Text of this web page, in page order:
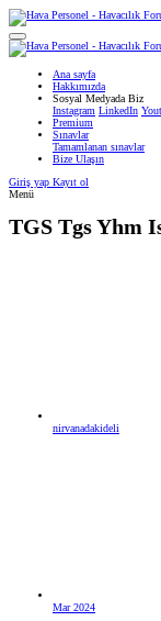
Ana sayfa
Hakkımızda
Sosyal Medyada Biz
Instagram LinkedIn
Premium
Sınavlar
Tamamlanan sınavlar
Bize Ulaşın
Giriş yap Kayıt ol
Menü
TGS Tgs Yhm
nirvanadakideli
Mar 2024